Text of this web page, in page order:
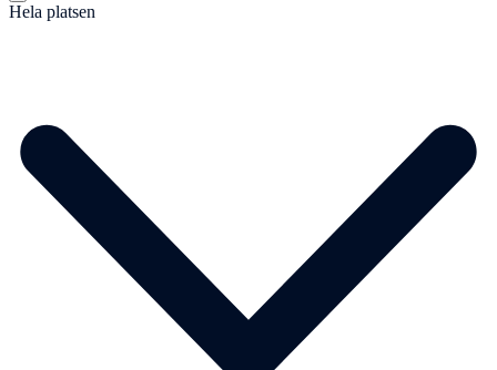
Hela platsen